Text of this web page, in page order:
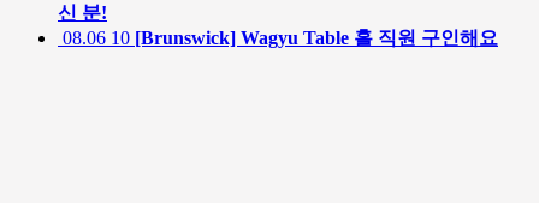
신 분!
08.06 10 [Brunswick] Wagyu Table 홀 직원 구인해요